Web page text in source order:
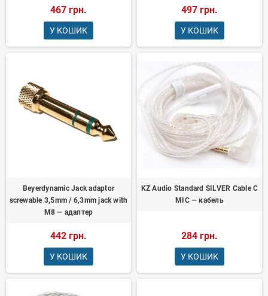
467 грн.
У КОШИК
497 грн.
У КОШИК
Beyerdynamic Jack adaptor
screwable 3,5mm / 6,3mm jack with
M8 — адаптер
442 грн.
У КОШИК
KZ Audio Standard SILVER Cable C
MIC — кабель
284 грн.
У КОШИК